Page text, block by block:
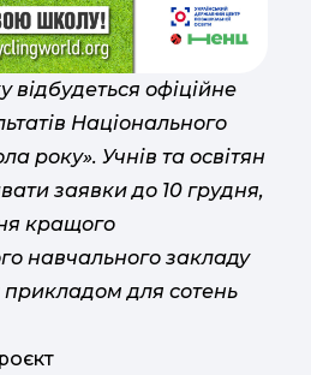
відбудеться офіційне
Національного
року». Учнів та освітян
заявки до 10 грудня,
кращого
навчального закладу
прикладом для сотень